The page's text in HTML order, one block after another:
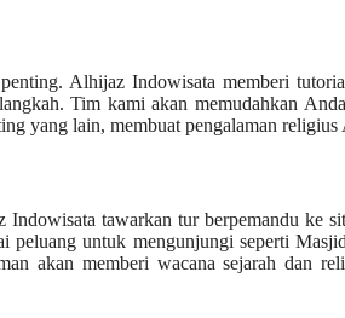
Alhijaz Indowisata memberi
Tim kami akan memudahkan
yang lain, membuat pengalaman
tawarkan tur berpemandu ke
peluang untuk mengunjungi seperti
akan memberi wacana sejarah dan